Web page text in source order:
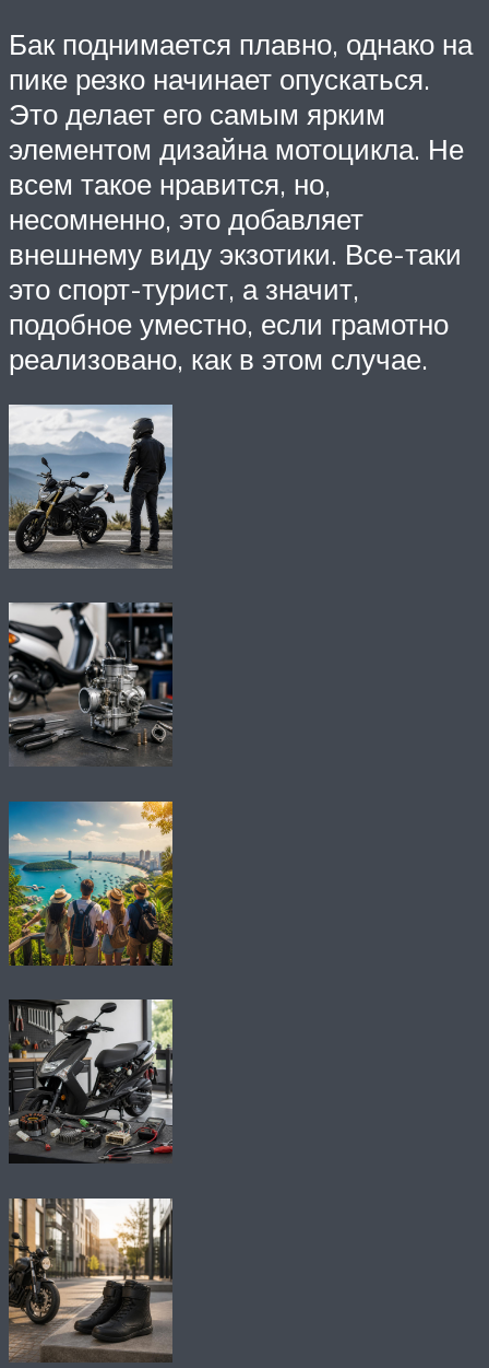
Бак поднимается плавно, однако на
пике резко начинает опускаться.
Это делает его самым ярким
элементом дизайна мотоцикла. Не
всем такое нравится, но,
несомненно, это добавляет
внешнему виду экзотики. Все-таки
это спорт-турист, а значит,
подобное уместно, если грамотно
реализовано, как в этом случае.